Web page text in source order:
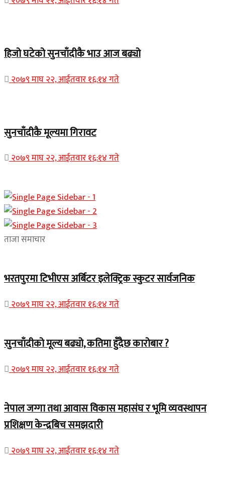
हिजो घटेको सुनचाँदीकै भाउ आज बढ्यो
२०७९ माघ २२, आईतवार १६:१४ गते
सुनचाँदीकै मूल्यमा गिरावट
२०७९ माघ २२, आईतवार १६:१४ गते
ताजा समाचार
भरतपुरमा टिभीएस अर्बिटर इलेक्ट्रिक स्कुटर सार्वजनिक
२०७९ माघ २२, आईतवार १६:१४ गते
सुनचाँदीको मूल्य बढ्यो, कतिमा हुँदैछ कारोबार ?
२०७९ माघ २२, आईतवार १६:१४ गते
नेपाल जग्गा तथा आवास विकास महासंघ र भूमि व्यवस्थापन
प्रशिक्षण केन्द्रबिच समझदारी
२०७९ माघ २२, आईतवार १६:१४ गते